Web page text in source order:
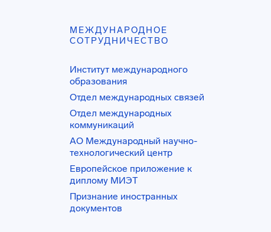
МЕЖДУНАРОДНОЕ
СОТРУДНИЧЕСТВО
Институт международного
образования
Отдел международных связей
Отдел международных
коммуникаций
АО Международный научно-
технологический центр
Европейское приложение к
диплому МИЭТ
Признание иностранных
документов